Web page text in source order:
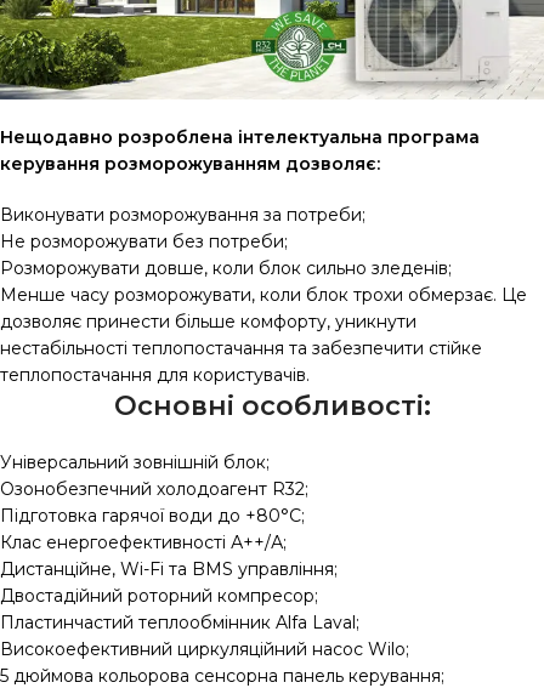
Нещодавно розроблена інтелектуальна програма
керування розморожуванням дозволяє:
Виконувати розморожування за потреби;
Не розморожувати без потреби;
Розморожувати довше, коли блок сильно зледенів;
Менше часу розморожувати, коли блок трохи обмерзає. Це
дозволяє принести більше комфорту, уникнути
нестабільності теплопостачання та забезпечити стійке
теплопостачання для користувачів.
Основні особливості:
Універсальний зовнішній блок;
Озонобезпечний холодоагент R32;
Підготовка гарячої води до +80°С;
Клас енергоефективності А++/А;
Дистанційне, Wi-Fi та BMS управління;
Двостадійний роторний компресор;
Пластинчастий теплообмінник Alfa Laval;
Високоефективний циркуляційний насос Wilo;
5 дюймова кольорова сенсорна панель керування;